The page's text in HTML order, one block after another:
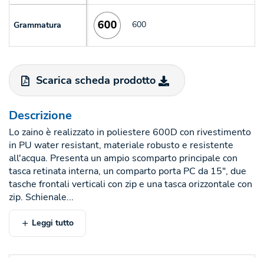
Grammatura 600
Scarica scheda prodotto
Descrizione
Lo zaino è realizzato in poliestere 600D con rivestimento
in PU water resistant, materiale robusto e resistente
all'acqua. Presenta un ampio scomparto principale con
tasca retinata interna, un comparto porta PC da 15", due
tasche frontali verticali con zip e una tasca orizzontale con
zip. Schienale...
Leggi tutto